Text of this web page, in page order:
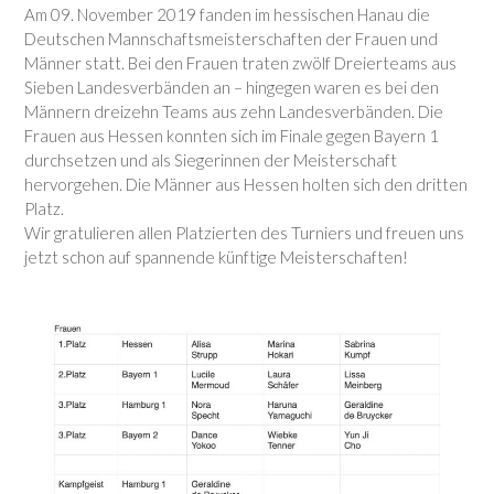
Am 09. November 2019 fanden im hessischen Hanau die
Deutschen Mannschaftsmeisterschaften der Frauen und
Männer statt. Bei den Frauen traten zwölf Dreierteams aus
Sieben Landesverbänden an – hingegen waren es bei den
Männern dreizehn Teams aus zehn Landesverbänden. Die
Frauen aus Hessen konnten sich im Finale gegen Bayern 1
durchsetzen und als Siegerinnen der Meisterschaft
hervorgehen. Die Männer aus Hessen holten sich den dritten
Platz.
Wir gratulieren allen Platzierten des Turniers und freuen uns
jetzt schon auf spannende künftige Meisterschaften!